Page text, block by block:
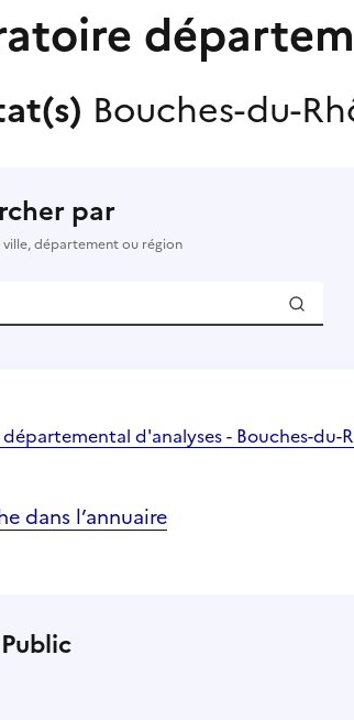
Bouches-du-
par
département ou région
d'analyses - Bouches-du-
dans l’annuaire